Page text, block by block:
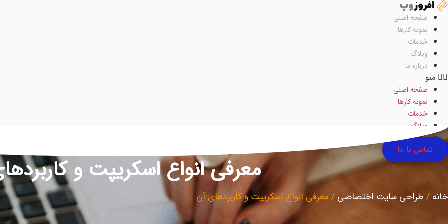
پرش
محتوا
صفحه اصلی
نمونه کارها
خدمات
وبلاگ
درباره ما
منو
صفحه اصلی
نمونه کارها
خدمات
وبلاگ
درباره ما
تماس با ما
معرفی انواع اسکریپت و
خانه / طراحی سایت اختصاصی / معرفی انواع اسکریپت و کاربردهای آن